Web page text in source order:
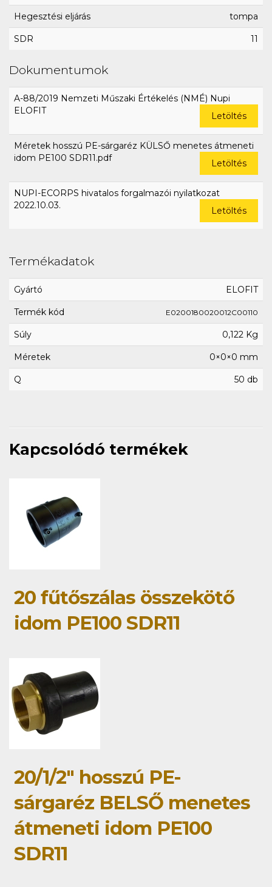
Hegesztési eljárás tompa
SDR 11
Dokumentumok
A-88/2019 Nemzeti Műszaki Értékelés (NMÉ) Nupi
ELOFIT
Letöltés
Méretek hosszú PE-sárgaréz KÜLSŐ menetes átmeneti
idom PE100 SDR11.pdf
Letöltés
NUPI-ECORPS hivatalos forgalmazói nyilatkozat
2022.10.03.
Letöltés
Termékadatok
Gyártó ELOFIT
Termék kód E0200180020012C00110
Súly 0,122 Kg
Méretek 0×0×0 mm
Q 50 db
Kapcsolódó termékek
20 fűtőszálas összekötő
idom PE100 SDR11
20/1/2" hosszú PE-
sárgaréz BELSŐ menetes
átmeneti idom PE100
SDR11